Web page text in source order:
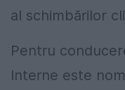
al schimbărilor
Pentru
Interne este